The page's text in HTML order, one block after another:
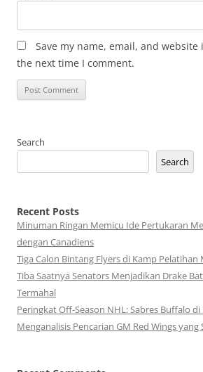
Save my name, email, and
the next time I comment.
Search
Search
Recent Posts
Minuman Ringan Memicu Ide Pertukaran
dengan Canadiens
Tiga Calon Bintang Flyers di Kamp Pelatihan
Tiba Saatnya Senators Menjadikan Drake
Termahal
Peringkat Off-Season NHL: Sabres Buffalo di
Menganalisis Pencarian GM Red Wings yang